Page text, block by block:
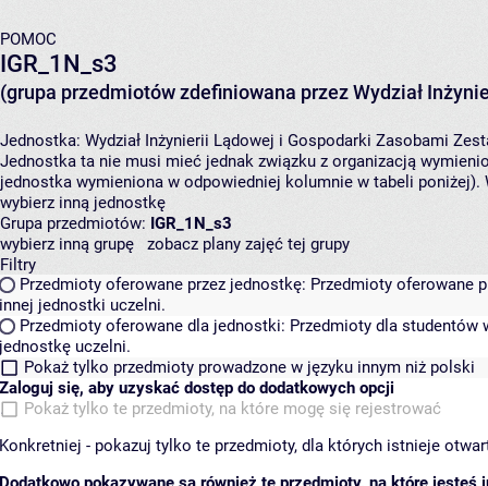
POMOC
IGR_1N_s3
(grupa przedmiotów zdefiniowana przez Wydział
Jednostka: Wydział Inżynierii Lądowej i Gospodarki Zasobami
Jednostka ta nie musi mieć jednak związku z organizacją
jednostka wymieniona w odpowiedniej kolumnie w tabeli
wybierz inną jednostkę
Grupa przedmiotów: IGR_1N_s3
wybierz inną grupę
zobacz plany zajęć tej grupy
Filtry
Przedmioty oferowane przez jednostkę: Przedmioty oferowane
innej jednostki uczelni.
Przedmioty oferowane dla jednostki: Przedmioty dla studentów
jednostkę uczelni.
Pokaż tylko przedmioty prowadzone w języku innym niż polski
Zaloguj się, aby uzyskać dostęp do dodatkowych opcji
Pokaż tylko te przedmioty, na które mogę się rejestrować
Konkretniej - pokazuj tylko te przedmioty, dla których istnieje